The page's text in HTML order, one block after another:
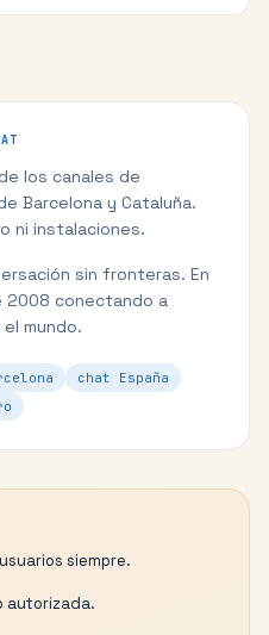
los canales de
Barcelona y Cataluña.
ni instalaciones.
sin fronteras. En
2008 conectando a
mundo.
chat España
siempre.
autorizada.